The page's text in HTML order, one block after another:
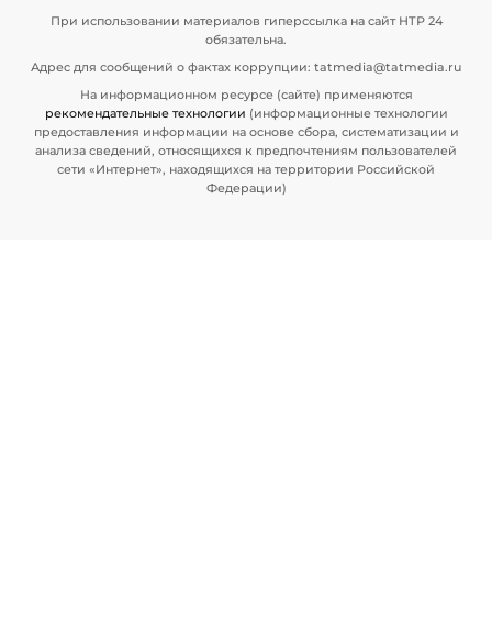
При использовании материалов гиперссылка на сайт НТР 24
обязательна.
Адрес для сообщений о фактах коррупции: tatmedia@tatmedia.ru
На информационном ресурсе (сайте) применяются
рекомендательные технологии (информационные технологии
предоставления информации на основе сбора, систематизации и
анализа сведений, относящихся к предпочтениям пользователей
сети «Интернет», находящихся на территории Российской
Федерации)